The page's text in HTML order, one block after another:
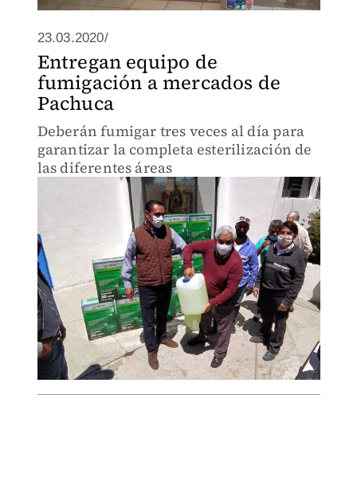
23.03.2020/
Entregan equipo de
fumigación a mercados de
Pachuca
Deberán fumigar tres veces al día para
garantizar la completa esterilización de
las diferentes áreas